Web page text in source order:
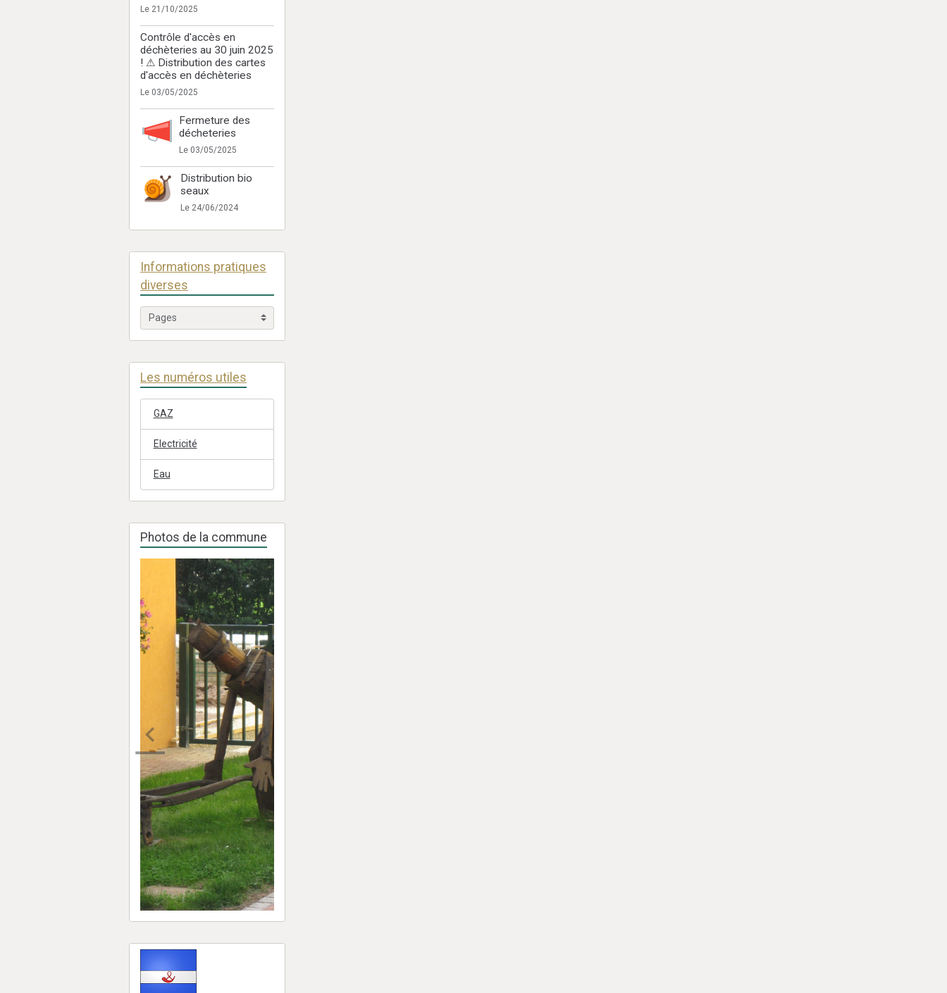
Le 21/10/2025
Contrôle d'accès en
déchèteries au 30 juin 2025
! ⚠ Distribution des cartes
d'accès en déchèteries
Le 03/05/2025
Fermeture des
décheteries
Le 03/05/2025
Distribution bio
seaux
Le 24/06/2024
Informations pratiques
diverses
Les numéros utiles
GAZ
Electricité
Eau
Photos de la commune